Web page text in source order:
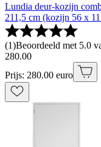
Lundia deur-kozijn
211,5 cm (kozijn 56 x
(1)Beoordeeld met 5.0
280.00
Prijs: 280.00 euro